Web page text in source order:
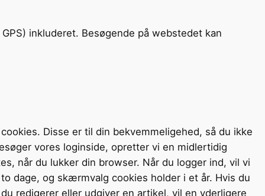
inkluderet. Besøgende på webstedet kan
Disse er til din bekvemmeligehed, så du ikke
vores loginside, opretter vi en midlertidig
når du lukker din browser. Når du logger ind, vil vi
dage, og skærmvalg cookies holder i et år. Hvis du
redigerer eller udgiver en artikel, vil en yderligere